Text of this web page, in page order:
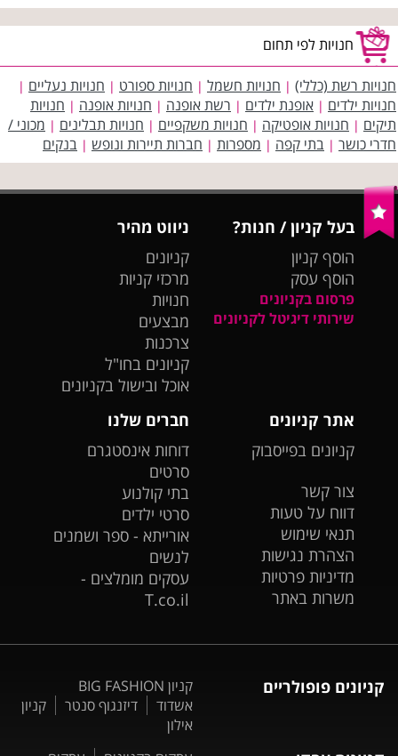
חנויות לפי תחום
חנויות רשת (כללי) | חנויות חשמל | חנויות ספורט | חנויות נעליים |
חנויות ילדים | אופנת ילדים | רשת אופנה | חנויות אופנה | חנויות
תיקים | חנויות אופטיקה | חנויות משקפיים | חנויות תבלינים | מכוני /
חדרי כושר | בתי קפה | מספרות | חברות תיירות ונופש | בנקים
בעל קניון / חנות?
הוסף קניון
הוסף עסק
פרסום בקניונים
שירותי דיגיטל לקניונים
ניווט מהיר
קניונים
מרכזי קניות
חנויות
מבצעים
צרכנות
קניונים בחו"ל
אוכל ובישול בקניונים
אתר קניונים
קניונים בפייסבוק
צור קשר
דווח על טעות
תנאי שימוש
הצהרת נגישות
מדיניות פרטיות
משרות באתר
חברים שלנו
דוחות אינסטגרם
סרטים
בתי קולנוע
סרטי ילדים
אורייתא - ספר ושמנים
לנשים
עסקים מומלצים -
T.co.il
קניונים פופולריים
קניון BIG FASHION
אשדוד
דיזנגוף סנטר
קניון
אילון